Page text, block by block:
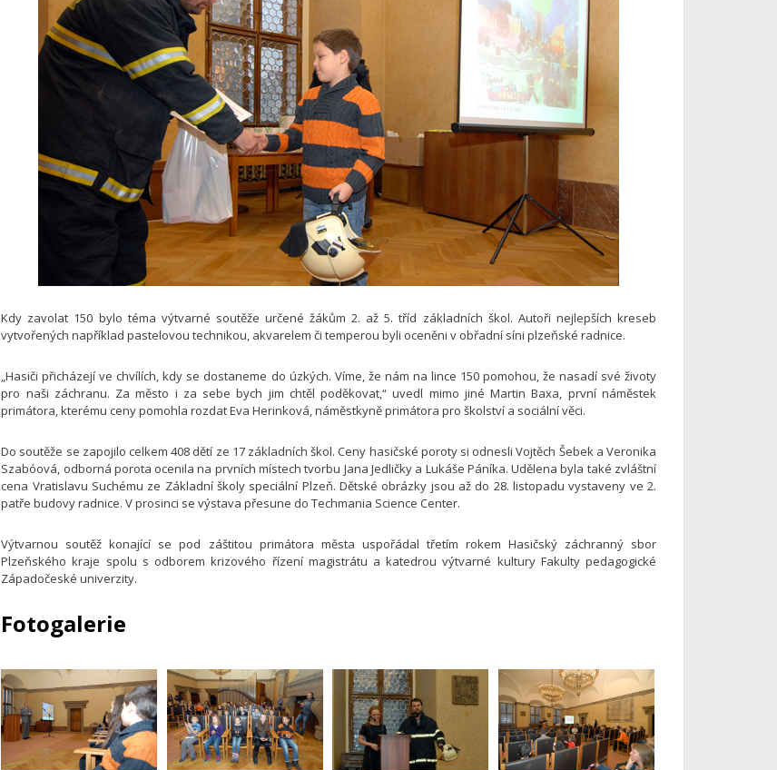
Kdy zavolat 150 bylo téma výtvarné soutěže určené žákům 2. až 5. tříd základních škol. Autoři nejlepších kreseb
vytvořených například pastelovou technikou, akvarelem či temperou byli oceněni v obřadní síni plzeňské radnice.
„Hasiči přicházejí ve chvílích, kdy se dostaneme do úzkých. Víme, že nám na lince 150 pomohou, že nasadí své životy
pro naši záchranu. Za město i za sebe bych jim chtěl poděkovat,“ uvedl mimo jiné Martin Baxa, první náměstek
primátora, kterému ceny pomohla rozdat Eva Herinková, náměstkyně primátora pro školství a sociální věci.
Do soutěže se zapojilo celkem 408 dětí ze 17 základních škol. Ceny hasičské poroty si odnesli Vojtěch Šebek a Veronika
Szabóová, odborná porota ocenila na prvních místech tvorbu Jana Jedličky a Lukáše Páníka. Udělena byla také zvláštní
cena Vratislavu Suchému ze Základní školy speciální Plzeň. Dětské obrázky jsou až do 28. listopadu vystaveny ve 2.
patře budovy radnice. V prosinci se výstava přesune do Techmania Science Center.
Výtvarnou soutěž konající se pod záštitou primátora města uspořádal třetím rokem Hasičský záchranný sbor
Plzeňského kraje spolu s odborem krizového řízení magistrátu a katedrou výtvarné kultury Fakulty pedagogické
Západočeské univerzity.
Fotogalerie